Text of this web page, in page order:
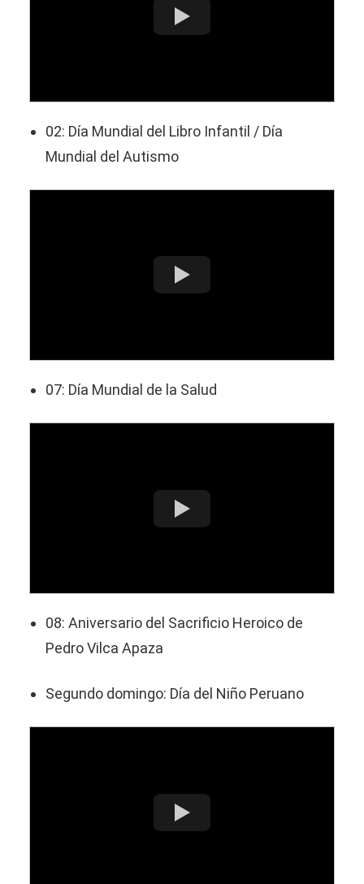
02: Día Mundial del Libro Infantil / Día
Mundial del Autismo
07: Día Mundial de la Salud
08: Aniversario del Sacrificio Heroico de
Pedro Vilca Apaza
Segundo domingo: Día del Niño Peruano